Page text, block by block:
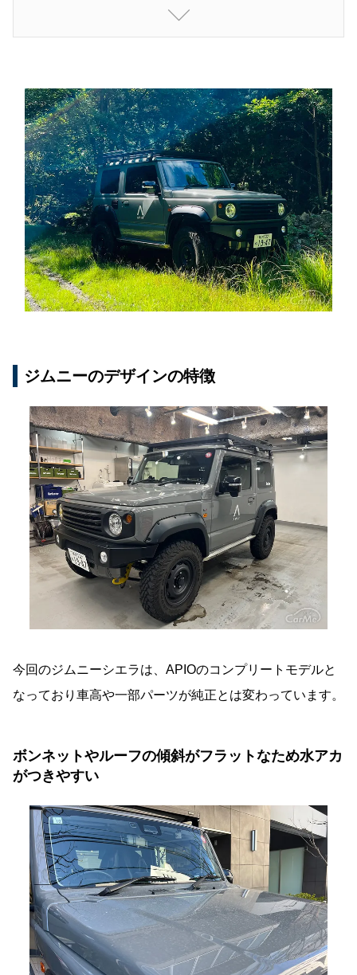
年に1、2回は鉄粉を除去【施工時間：30分】
水アカ汚れがつきにくいコーティング剤『ゼロウ
ォーター』で仕上げる【施工時間：20分】
白化した未塗装樹脂パーツを黒々と復活させる
『レジンコーティング』【施工時間：15分】
室内は『ゼロウォーターシート』でキレイに【施
工時間：15分】
洗車用品はバケツに収納
ジムニーのデザインの特徴
今回のジムニーシエラは、APIOのコンプリートモデルと
なっており車高や一部パーツが純正とは変わっています。
ボンネットやルーフの傾斜がフラットなため水アカ
がつきやすい